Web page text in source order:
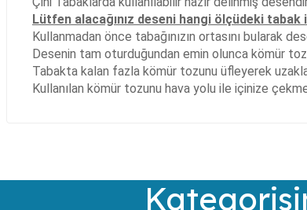
Lütfen alacağınız deseni hangi ölçüdeki tabak
Kullanmadan önce tabağınızın ortasını bularak
Desenin tam oturduğundan emin olunca kömür
Tabakta kalan fazla kömür tozunu üfleyerek
Kullanılan kömür tozunu hava yolu ile içinize
Ürün açıklamasında eksik bilgiler bulunuyor.